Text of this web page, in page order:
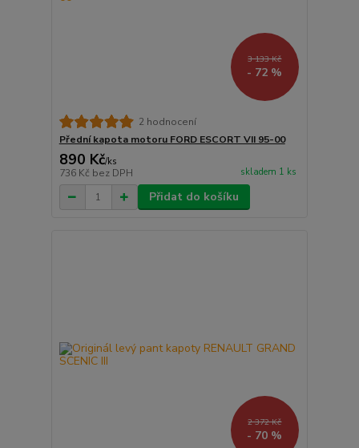
3 133 Kč
- 72 %
2 hodnocení
Přední kapota motoru FORD ESCORT VII 95-00
890 Kč/ks
736 Kč bez DPH skladem 1 ks
Přidat do košíku
2 372 Kč
- 70 %